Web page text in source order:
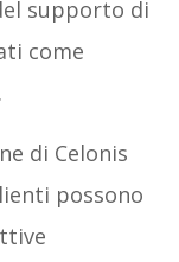
supporto di
come
di Celonis
possono